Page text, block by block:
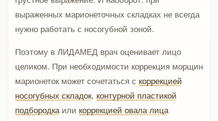
выраженных марионеточных складках не всегда
нужно работать с носогубной зоной.
Поэтому в ЛИДАМЕД врач оценивает лицо
целиком. При необходимости коррекция морщин
марионеток может сочетаться с коррекцией
носогубных складок, контурной пластикой
подбородка или коррекцией овала лица